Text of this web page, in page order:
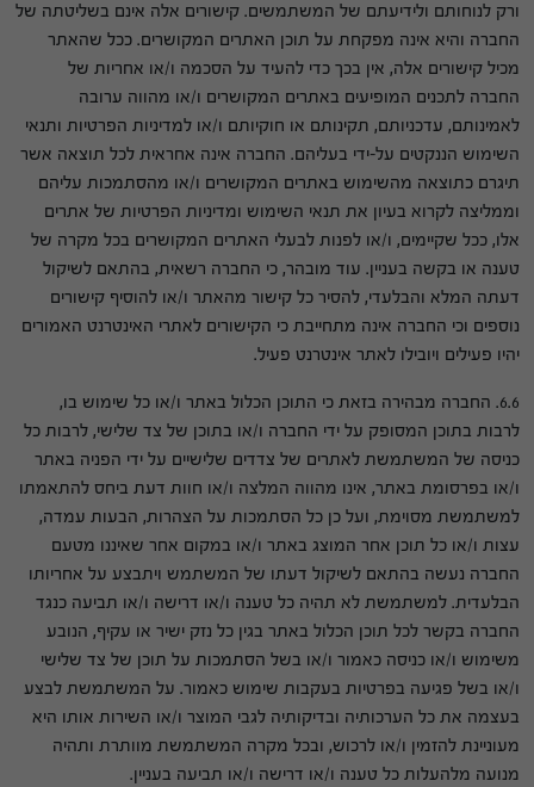
ורק לנוחותם ולידיעתם של המשתמשים. קישורים אלה אינם בשליטתה של
החברה והיא אינה מפקחת על תוכן האתרים המקושרים. ככל שהאתר
מכיל קישורים אלה, אין בכך כדי להעיד על הסכמה ו/או אחריות של
החברה לתכנים המופיעים באתרים המקושרים ו/או מהווה ערובה
לאמינותם, עדכניותם, תקינותם או חוקיותם ו/או למדיניות הפרטיות ותנאי
השימוש הננקטים על-ידי בעליהם. החברה אינה אחראית לכל תוצאה אשר
תיגרם כתוצאה מהשימוש באתרים המקושרים ו/או מהסתמכות עליהם
וממליצה לקרוא בעיון את תנאי השימוש ומדיניות הפרטיות של אתרים
אלו, ככל שקיימים, ו/או לפנות לבעלי האתרים המקושרים בכל מקרה של
טענה או בקשה בעניין. עוד מובהר, כי החברה רשאית, בהתאם לשיקול
דעתה המלא והבלעדי, להסיר כל קישור מהאתר ו/או להוסיף קישורים
נוספים וכי החברה אינה מתחייבת כי הקישורים לאתרי האינטרנט האמורים
יהיו פעילים ויובילו לאתר אינטרנט פעיל.
6.6. החברה מבהירה בזאת כי התוכן הכלול באתר ו/או כל שימוש בו,
לרבות בתוכן המסופק על ידי החברה ו/או בתוכן של צד שלישי, לרבות כל
כניסה של המשתמשת לאתרים של צדדים שלישיים על ידי הפניה באתר
ו/או בפרסומת באתר, אינו מהווה המלצה ו/או חוות דעת ביחס להתאמתו
למשתמשת מסוימת, ועל כן כל הסתמכות על הצהרות, הבעות עמדה,
עצות ו/או כל תוכן אחר המוצג באתר ו/או במקום אחר שאיננו מטעם
החברה נעשה בהתאם לשיקול דעתו של המשתמש ויתבצע על אחריותו
הבלעדית. למשתמשת לא תהיה כל טענה ו/או דרישה ו/או תביעה כנגד
החברה בקשר לכל תוכן הכלול באתר בגין כל נזק ישיר או עקיף, הנובע
משימוש ו/או כניסה כאמור ו/או בשל הסתמכות על תוכן של צד שלישי
ו/או בשל פגיעה בפרטיות בעקבות שימוש כאמור. על המשתמשת לבצע
בעצמה את כל הערכותיה ובדיקותיה לגבי המוצר ו/או השירות אותו היא
מעוניינת להזמין ו/או לרכוש, ובכל מקרה המשתמשת מוותרת ותהיה
מנועה מלהעלות כל טענה ו/או דרישה ו/או תביעה בעניין.